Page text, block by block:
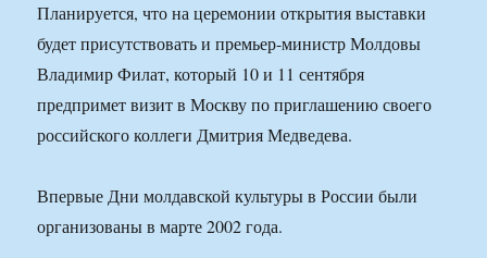
Планируется, что на церемонии открытия выставки
будет присутствовать и премьер-министр Молдовы
Владимир Филат, который 10 и 11 сентября
предпримет визит в Москву по приглашению своего
российского коллеги Дмитрия Медведева.
Впервые Дни молдавской культуры в России были
организованы в марте 2002 года.